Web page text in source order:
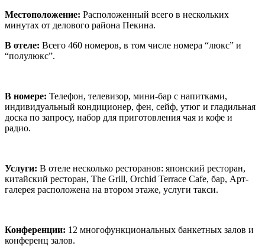
Местоположение: Расположенный всего в нескольких
минутах от делового района Пекина.
В отеле: Всего 460 номеров, в том числе номера “люкс” и
“полулюкс”.
В номере: Телефон, телевизор, мини-бар с напитками,
индивидуальный кондиционер, фен, сейф, утюг и гладильная
доска по запросу, набор для приготовления чая и кофе и
радио.
Услуги: В отеле несколько ресторанов: японский ресторан,
китайский ресторан, The Grill, Orchid Terrace Cafe, бар, Арт-
галерея расположена на втором этаже, услуги такси.
Конференции: 12 многофункциональных банкетных залов и
конференц залов.